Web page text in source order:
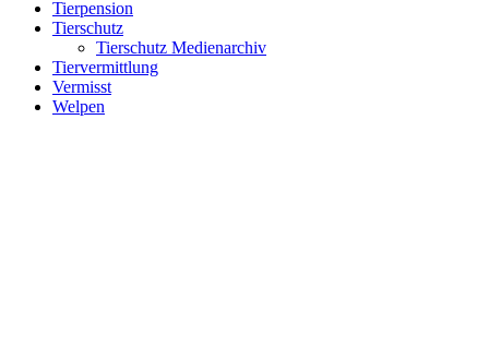
Tierpension
Tierschutz
Tierschutz Medienarchiv
Tiervermittlung
Vermisst
Welpen